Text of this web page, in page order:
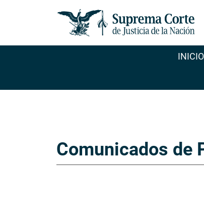
INICIO
Comunicados de